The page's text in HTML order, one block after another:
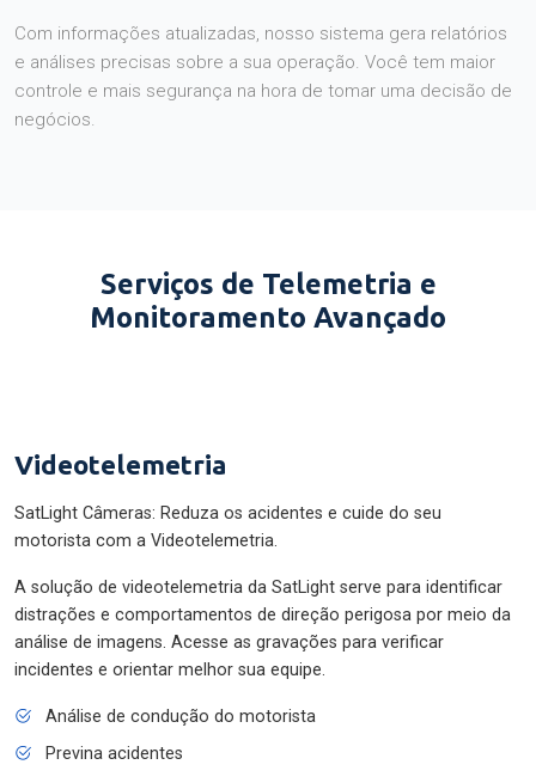
Com informações atualizadas, nosso sistema gera relatórios
e análises precisas sobre a sua operação. Você tem maior
controle e mais segurança na hora de tomar uma decisão de
negócios.
Serviços de Telemetria e
Monitoramento Avançado
Videotelemetria
SatLight Câmeras: Reduza os acidentes e cuide do seu
motorista com a Videotelemetria.
A solução de videotelemetria da SatLight serve para identificar
distrações e comportamentos de direção perigosa por meio da
análise de imagens. Acesse as gravações para verificar
incidentes e orientar melhor sua equipe.
Análise de condução do motorista
Previna acidentes